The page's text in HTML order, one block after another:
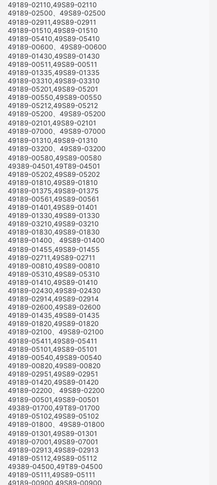
49189-02110,49S89-02110
49189-02500、49S89-02500
49189-02911,49S89-02911
49189-01510,49S89-01510
49189-05410,49S89-05410
49189-00600、49S89-00600
49189-01430,49S89-01430
49189-00511,49S89-00511
49189-01335,49S89-01335
49189-03310,49S89-03310
49189-05201,49S89-05201
49189-00550,49S89-00550
49189-05212,49S89-05212
49189-05200、49S89-05200
49189-02101,49S89-02101
49189-07000、49S89-07000
49189-01310,49S89-01310
49189-03200、49S89-03200
49189-00580,49S89-00580
49389-04501,49T89-04501
49189-05202,49S89-05202
49189-01810,49S89-01810
49189-01375,49S89-01375
49189-00561,49S89-00561
49189-01401,49S89-01401
49189-01330,49S89-01330
49189-03210,49S89-03210
49189-01830,49S89-01830
49189-01400、49S89-01400
49189-01455,49S89-01455
49189-02711,49S89-02711
49189-00810,49S89-00810
49189-05310,49S89-05310
49189-01410,49S89-01410
49189-02430,49S89-02430
49189-02914,49S89-02914
49189-02600,49S89-02600
49189-01435,49S89-01435
49189-01820,49S89-01820
49189-02100、49S89-02100
49189-05411,49S89-05411
49189-05101,49S89-05101
49189-00540,49S89-00540
49189-00820,49S89-00820
49189-02951,49S89-02951
49189-01420,49S89-01420
49189-02200、49S89-02200
49189-00501,49S89-00501
49389-01700,49T89-01700
49189-05102,49S89-05102
49189-01800、49S89-01800
49189-01301,49S89-01301
49189-07001,49S89-07001
49189-02913,49S89-02913
49189-05112,49S89-05112
49389-04500,49T89-04500
49189-05111,49S89-05111
49189-00900,49S89-00900